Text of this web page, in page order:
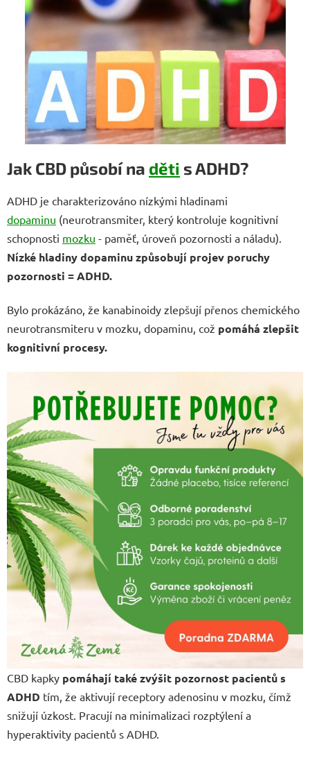
Jak CBD působí na děti s ADHD?
ADHD je charakterizováno nízkými hladinami
dopaminu (neurotransmiter, který kontroluje kognitivní
schopnosti mozku - paměť, úroveň pozornosti a náladu).
Nízké hladiny dopaminu způsobují projev poruchy
pozornosti = ADHD.
Bylo prokázáno, že kanabinoidy zlepšují přenos chemického
neurotransmiteru v mozku, dopaminu, což pomáhá zlepšit
kognitivní procesy.
CBD kapky pomáhají také zvýšit pozornost pacientů s
ADHD tím, že aktivují receptory adenosinu v mozku, čímž
snižují úzkost. Pracují na minimalizaci rozptýlení a
hyperaktivity pacientů s ADHD.